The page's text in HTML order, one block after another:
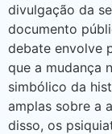
divulgação da
documento
debate envolve
que a mudança
simbólico da
amplas sobre a
disso, os